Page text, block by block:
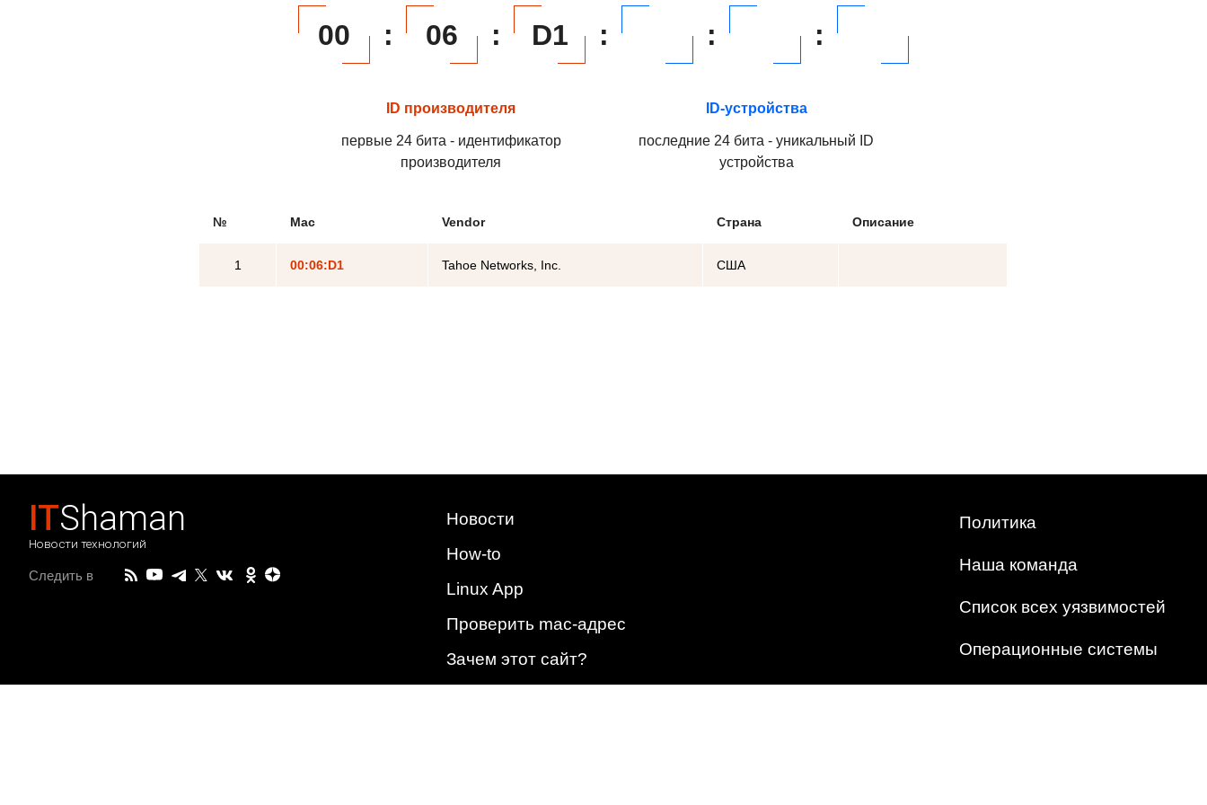
00 : 06 : D1 : : :
ID производителя
первые 24 бита - идентификатор
производителя
ID-устройства
последние 24 бита - уникальный ID
устройства
№ Mac Vendor Страна Описание
1 00:06:D1 Tahoe Networks, Inc. США
ITShaman
Новости технологий
Следить в
Новости
How-to
Linux App
Проверить mac-адрес
Зачем этот сайт?
Политика
Наша команда
Список всех уязвимостей
Операционные системы